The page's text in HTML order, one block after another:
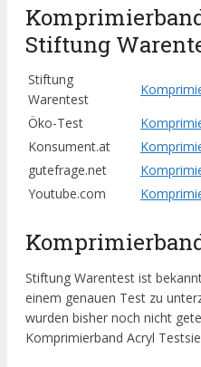
Stiftung
Stiftung
Warentest
Öko-Test
Konsument.at
gutefrage.net
Youtube.com
Stiftung Warentest ist
einem genauen Test zu
wurden bisher noch nicht
Komprimierband Acryl